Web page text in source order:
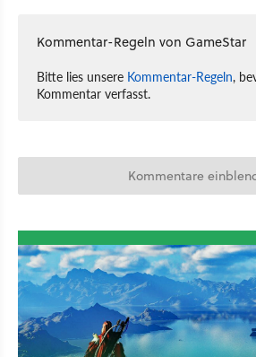
Kommentar-Regeln von GameStar
Bitte lies unsere Kommentar-Regeln,
Kommentar verfasst.
Kommentare